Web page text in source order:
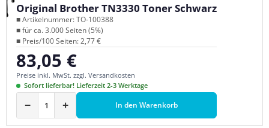
Original Brother TN3330 Toner Schwarz
■ Artikelnummer: TO-100388
■ für ca. 3.000 Seiten (5%)
■ Preis/100 Seiten: 2,77 €
Regulärer Preis:
83,05 €
Preise inkl. MwSt. zzgl. Versandkosten
Sofort lieferbar! Lieferzeit 2-3 Werktage
− + In den Warenkorb